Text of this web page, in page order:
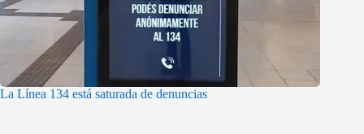
La Línea 134 está saturada de denuncias